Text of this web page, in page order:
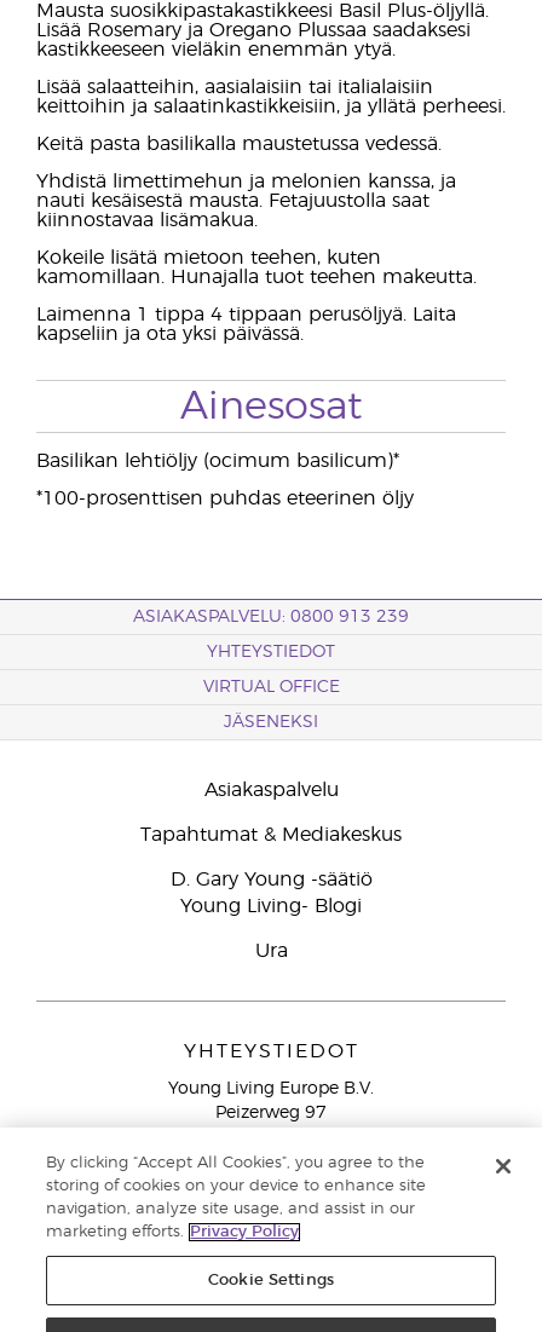
Mausta suosikkipastakastikkeesi Basil Plus-öljyllä.
Lisää Rosemary ja Oregano Plussaa saadaksesi
kastikkeeseen vieläkin enemmän ytyä.
Lisää salaatteihin, aasialaisiin tai italialaisiin
keittoihin ja salaatinkastikkeisiin, ja yllätä perheesi.
Keitä pasta basilikalla maustetussa vedessä.
Yhdistä limettimehun ja melonien kanssa, ja
nauti kesäisestä mausta. Fetajuustolla saat
kiinnostavaa lisämakua.
Kokeile lisätä mietoon teehen, kuten
kamomillaan. Hunajalla tuot teehen makeutta.
Laimenna 1 tippa 4 tippaan perusöljyä. Laita
kapseliin ja ota yksi päivässä.
Ainesosat
Basilikan lehtiöljy (ocimum basilicum)*
*100-prosenttisen puhdas eteerinen öljy
ASIAKASPALVELU: 0800 913 239
YHTEYSTIEDOT
VIRTUAL OFFICE
JÄSENEKSI
Asiakaspalvelu
Tapahtumat & Mediakeskus
D. Gary Young -säätiö
Young Living- Blogi
Ura
YHTEYSTIEDOT
Young Living Europe B.V.
Peizerweg 97
Netherlands
Ilmainen yhteydenotto lankanumeroista Suomesta
913 239
Email: asiakaspalvelu@youngliving.com
By clicking “Accept All Cookies”, you agree to the
storing of cookies on your device to enhance site
navigation, analyze site usage, and assist in our
marketing efforts.
Privacy Policy
Cookie Settings